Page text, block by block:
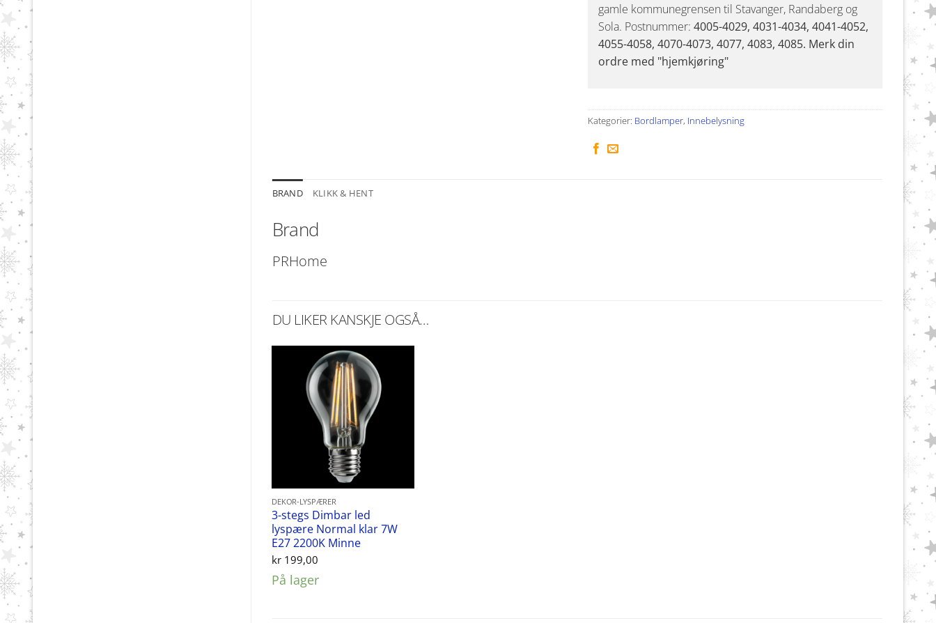
gamle kommunegrensen til Stavanger, Randaberg og
Sola. Postnummer: 4005-4029, 4031-4034, 4041-4052,
4055-4058, 4070-4073, 4077, 4083, 4085. Merk din
ordre med "hjemkjøring"
Kategorier: Bordlamper, Innebelysning
BRAND KLIKK & HENT
Brand
PRHome
DU LIKER KANSKJE OGSÅ…
DEKOR-LYSPÆRER
3-stegs Dimbar led
lyspære Normal klar 7W
E27 2200K Minne
kr 199,00
På lager